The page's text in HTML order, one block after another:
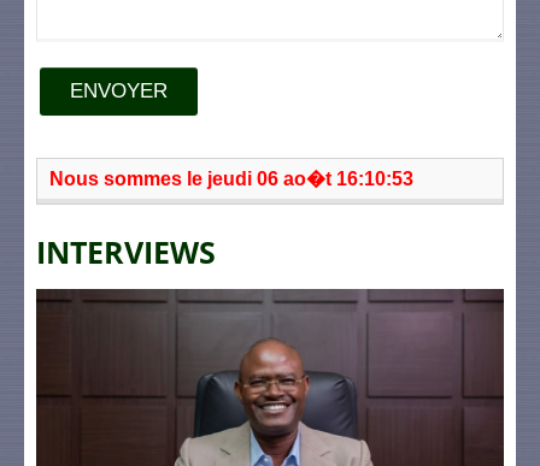
ENVOYER
Nous sommes le jeudi 06 ao�t 16:10:53
INTERVIEWS